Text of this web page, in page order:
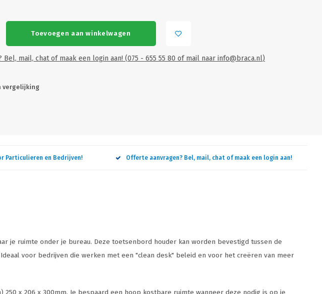
Toevoegen aan winkelwagen
Bel, mail, chat of maak een login aan! (075 - 655 55 80 of mail naar info@braca.nl)
vergelijking
Particulieren en Bedrijven! Offerte aanvragen? Bel, mail, chat of maak een login aan!
je ruimte onder je bureau. Deze toetsenbord houder kan worden bevestigd tussen de
voor bedrijven die werken met een "clean desk" beleid en voor het creëren van meer
x 206 x 300mm. Je bespaard een hoop kostbare ruimte wanneer deze nodig is op je